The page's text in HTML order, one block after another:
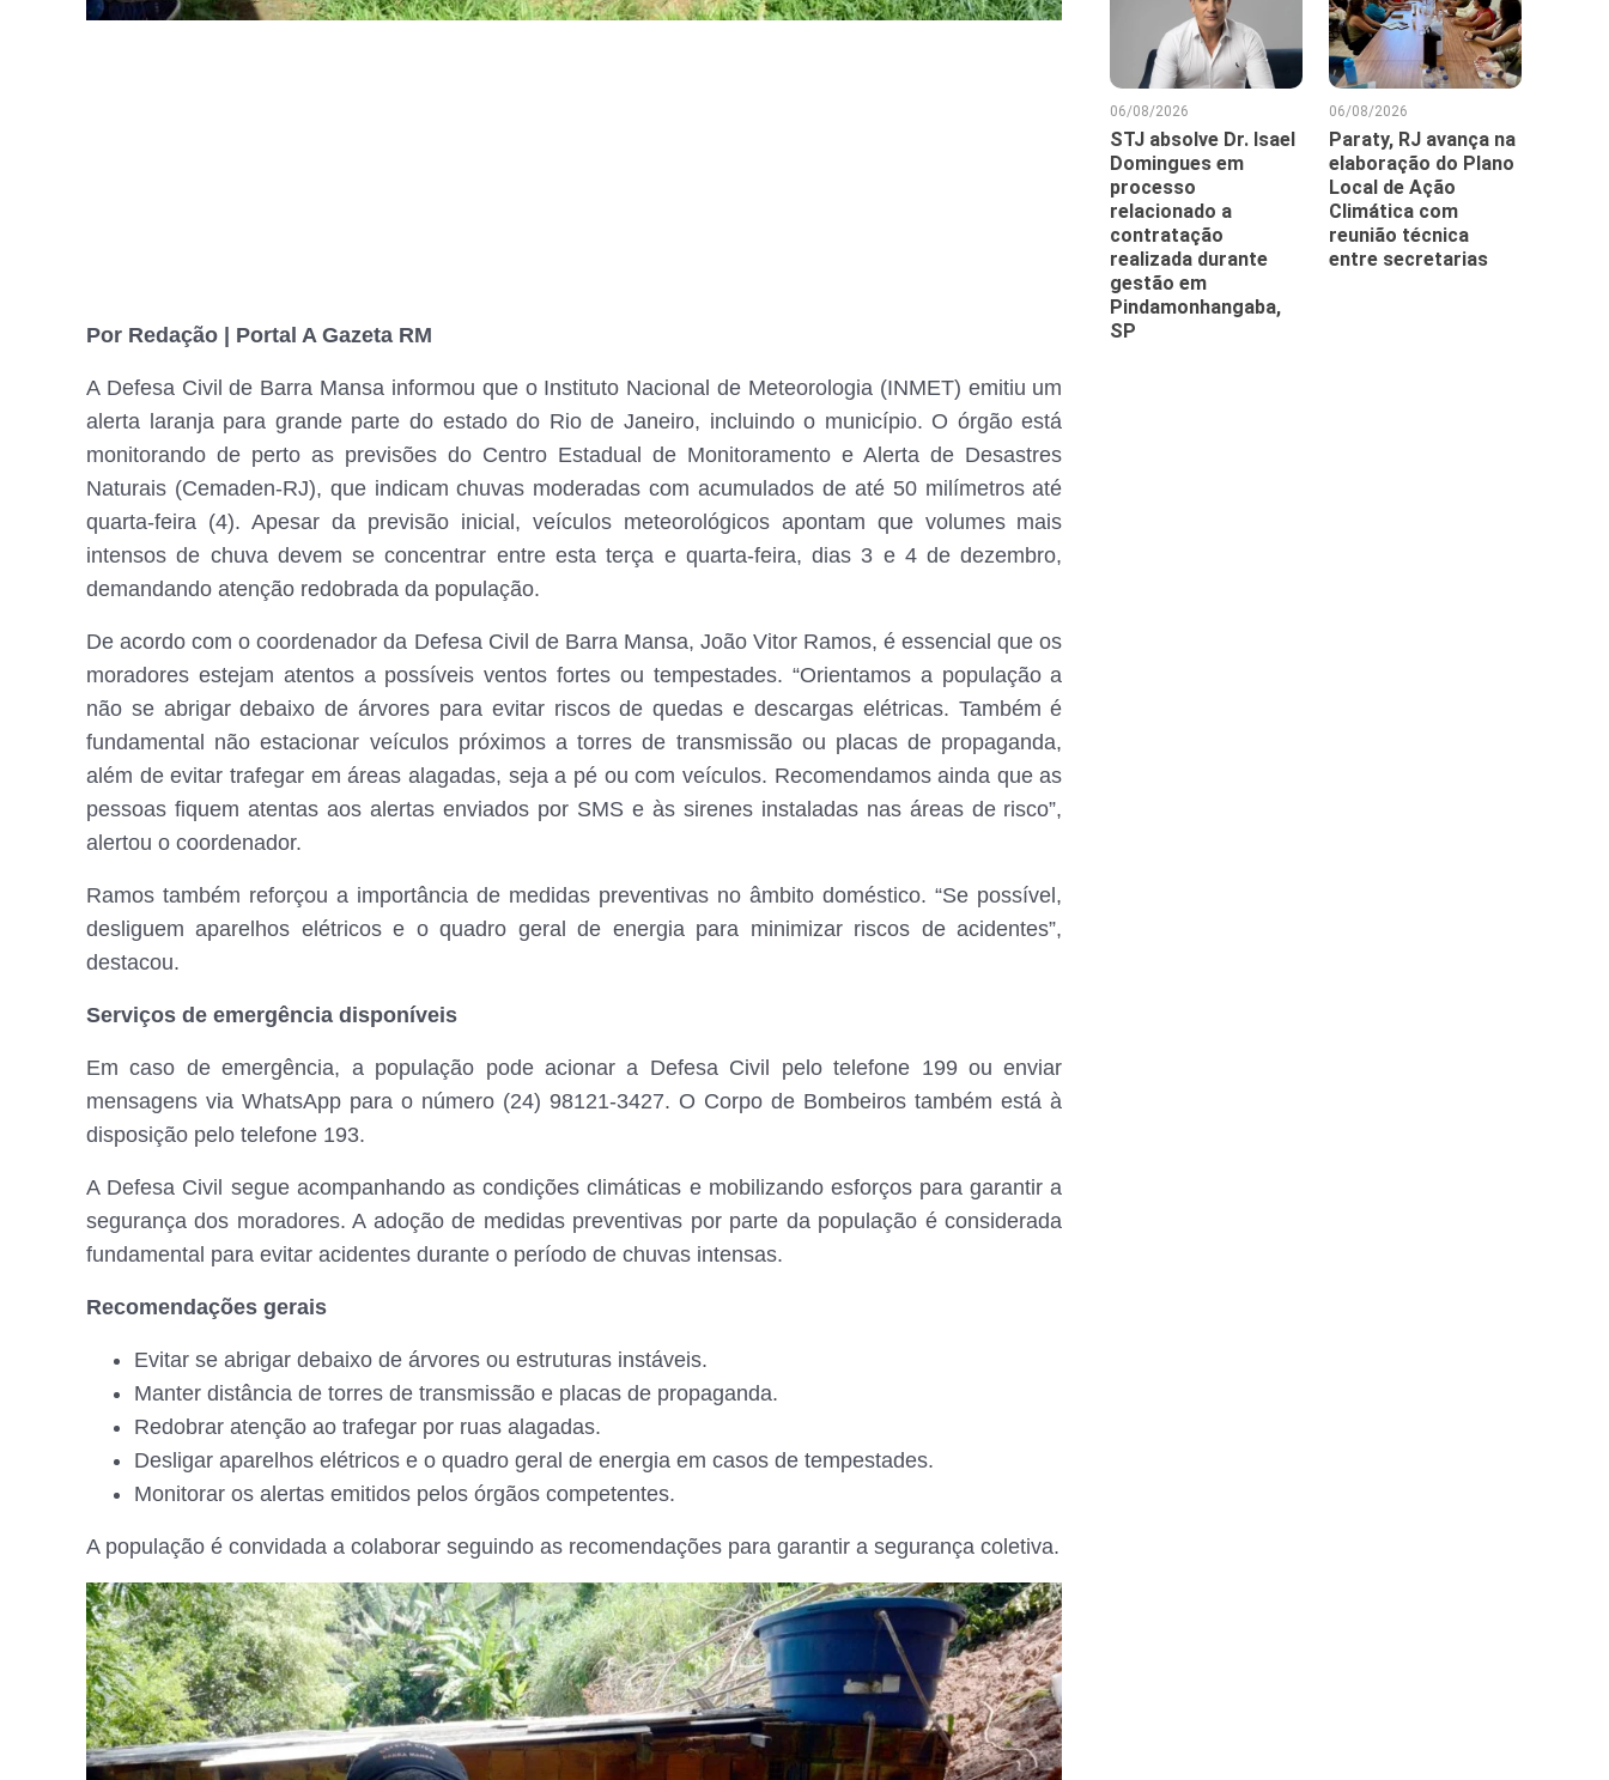
Por Redação | Portal A Gazeta RM
A Defesa Civil de Barra Mansa informou que o Instituto Nacional de Meteorologia (INMET) emitiu um
alerta laranja para grande parte do estado do Rio de Janeiro, incluindo o município. O órgão está
monitorando de perto as previsões do Centro Estadual de Monitoramento e Alerta de Desastres
Naturais (Cemaden-RJ), que indicam chuvas moderadas com acumulados de até 50 milímetros até
quarta-feira (4). Apesar da previsão inicial, veículos meteorológicos apontam que volumes mais
intensos de chuva devem se concentrar entre esta terça e quarta-feira, dias 3 e 4 de dezembro,
demandando atenção redobrada da população.
De acordo com o coordenador da Defesa Civil de Barra Mansa, João Vitor Ramos, é essencial que os
moradores estejam atentos a possíveis ventos fortes ou tempestades. “Orientamos a população a
não se abrigar debaixo de árvores para evitar riscos de quedas e descargas elétricas. Também é
fundamental não estacionar veículos próximos a torres de transmissão ou placas de propaganda,
além de evitar trafegar em áreas alagadas, seja a pé ou com veículos. Recomendamos ainda que as
pessoas fiquem atentas aos alertas enviados por SMS e às sirenes instaladas nas áreas de risco”,
alertou o coordenador.
Ramos também reforçou a importância de medidas preventivas no âmbito doméstico. “Se possível,
desliguem aparelhos elétricos e o quadro geral de energia para minimizar riscos de acidentes”,
destacou.
Serviços de emergência disponíveis
Em caso de emergência, a população pode acionar a Defesa Civil pelo telefone 199 ou enviar
mensagens via WhatsApp para o número (24) 98121-3427. O Corpo de Bombeiros também está à
disposição pelo telefone 193.
A Defesa Civil segue acompanhando as condições climáticas e mobilizando esforços para garantir a
segurança dos moradores. A adoção de medidas preventivas por parte da população é considerada
fundamental para evitar acidentes durante o período de chuvas intensas.
Recomendações gerais
Evitar se abrigar debaixo de árvores ou estruturas instáveis.
Manter distância de torres de transmissão e placas de propaganda.
Redobrar atenção ao trafegar por ruas alagadas.
Desligar aparelhos elétricos e o quadro geral de energia em casos de tempestades.
Monitorar os alertas emitidos pelos órgãos competentes.
A população é convidada a colaborar seguindo as recomendações para garantir a segurança coletiva.
06/08/2026
STJ absolve Dr. Isael
Domingues em
processo
relacionado a
contratação
realizada durante
gestão em
Pindamonhangaba,
SP
06/08/2026
Paraty, RJ avança na
elaboração do Plano
Local de Ação
Climática com
reunião técnica
entre secretarias